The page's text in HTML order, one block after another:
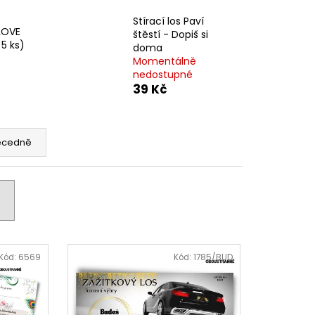
ks)
Stírací los Paví
štěstí - Dopiš si
doma
Momentálně
nedostupné
39 Kč
6569 Kód: 1785/BUD